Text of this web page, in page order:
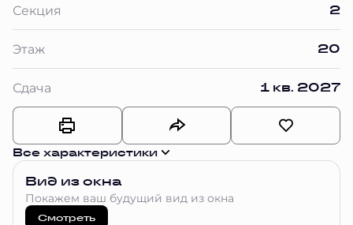
Секция 2
Этаж 20
Сдача 1 кв. 2027
Все характеристики
Вид из окна
Покажем ваш будущий вид из окна
Смотреть